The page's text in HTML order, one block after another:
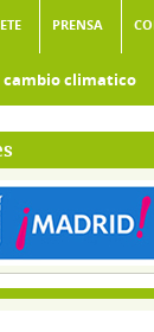
PRENSA
climatico